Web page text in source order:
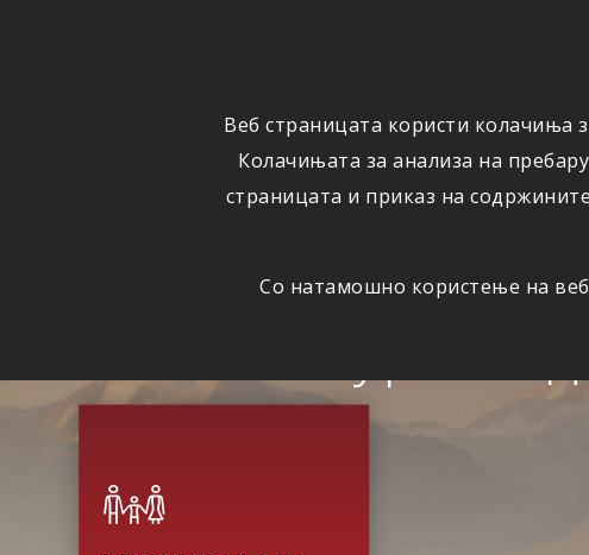
Веб страницата користи колачиња
Колачињата за анализа на
страницата и приказ на
Со натамошно користење на веб
Сигурна